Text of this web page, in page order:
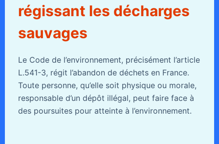
régissant les décharges
sauvages
Le Code de l’environnement, précisément l’article
L.541-3, régit l’abandon de déchets en France.
Toute personne, qu’elle soit physique ou morale,
responsable d’un dépôt illégal, peut faire face à
des poursuites pour atteinte à l’environnement.